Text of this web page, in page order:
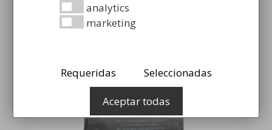
analytics
marketing
Requeridas Seleccionadas
Aceptar todas